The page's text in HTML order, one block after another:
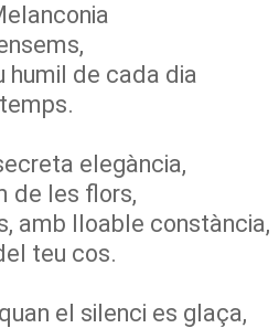
humil de cada dia
elegància,
de les flors,
amb lloable constància,
teu cos.
el silenci es glaça,